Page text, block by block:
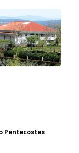
Pentecostes